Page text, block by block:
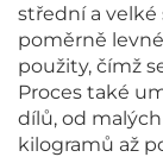
střední a velké
poměrně
použity, čímž
Proces také
dílů, od
kilogramů až